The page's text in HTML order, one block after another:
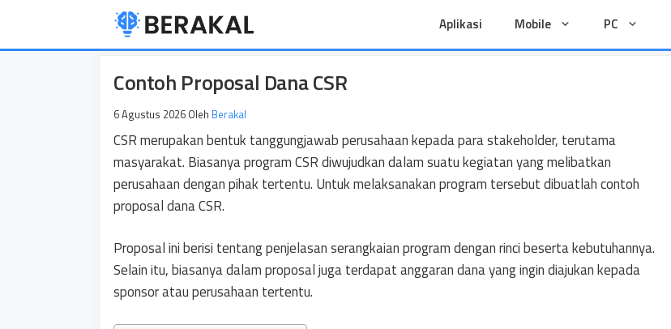
isi
Aplikasi Mobile PC
Contoh Proposal Dana CSR
6 Agustus 2026 Oleh Berakal
CSR merupakan bentuk tanggungjawab perusahaan kepada para stakeholder, terutama
masyarakat. Biasanya program CSR diwujudkan dalam suatu kegiatan yang melibatkan
perusahaan dengan pihak tertentu. Untuk melaksanakan program tersebut dibuatlah contoh
proposal dana CSR.
Proposal ini berisi tentang penjelasan serangkaian program dengan rinci beserta kebutuhannya.
Selain itu, biasanya dalam proposal juga terdapat anggaran dana yang ingin diajukan kepada
sponsor atau perusahaan tertentu.